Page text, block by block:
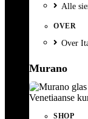
Alle
OVER
Over
Murano
Venetiaanse
SHOP